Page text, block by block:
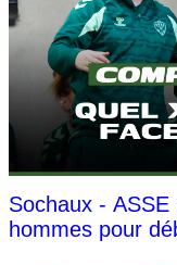
Sochaux -
hommes pour